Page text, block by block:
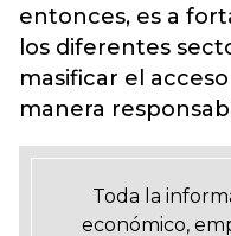
entonces, es a
los diferentes
masificar el
manera
Toda la
económico,